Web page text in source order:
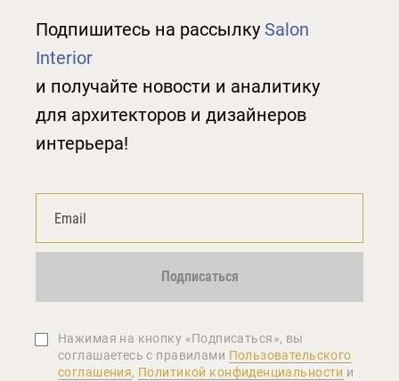
Подпишитесь на рассылку Salon
Interior
и получайте новости и аналитику
для архитекторов и дизайнеров
интерьера!
Подписаться
Нажимая на кнопку «Подписаться», вы
соглашаетеcь с правилами Пользовательского
соглашения, Политикой конфиденциальности и